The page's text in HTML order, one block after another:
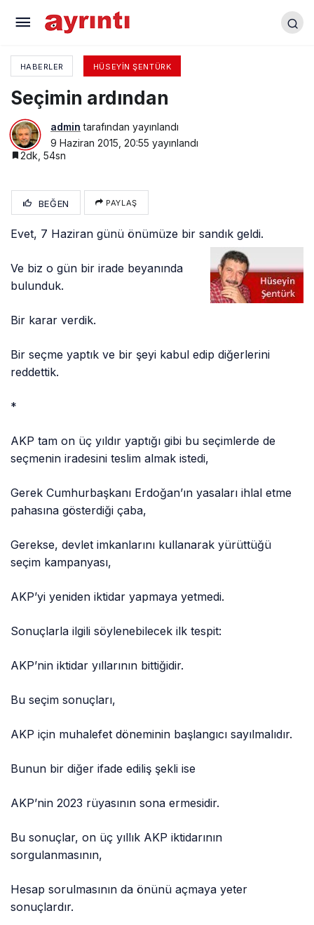
HABERLER HÜSEYIN ŞENTÜRK
Seçimin ardından
admin tarafından yayınlandı
9 Haziran 2015, 20:55 yayınlandı
2dk, 54sn
BEĞEN PAYLAŞ
Evet, 7 Haziran günü önümüze bir sandık geldi.
Ve biz o gün bir irade beyanında
bulunduk.
Bir karar verdik.
Bir seçme yaptık ve bir şeyi kabul edip diğerlerini
reddettik.
*
AKP tam on üç yıldır yaptığı gibi bu seçimlerde de
seçmenin iradesini teslim almak istedi,
Gerek Cumhurbaşkanı Erdoğan’ın yasaları ihlal etme
pahasına gösterdiği çaba,
Gerekse, devlet imkanlarını kullanarak yürüttüğü
seçim kampanyası,
AKP’yi yeniden iktidar yapmaya yetmedi.
Sonuçlarla ilgili söylenebilecek ilk tespit:
AKP’nin iktidar yıllarının bittiğidir.
Bu seçim sonuçları,
AKP için muhalefet döneminin başlangıcı sayılmalıdır.
Bunun bir diğer ifade ediliş şekli ise
AKP’nin 2023 rüyasının sona ermesidir.
Bu sonuçlar, on üç yıllık AKP iktidarının
sorgulanmasının,
Hesap sorulmasının da önünü açmaya yeter
sonuçlardır.
Örnek Bir Muhalefetimiz Olacak